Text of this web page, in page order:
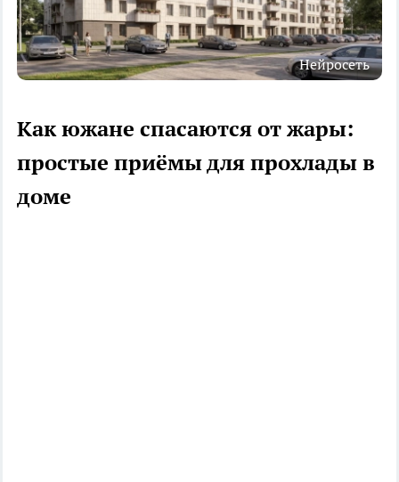
Нейросеть
Как южане спасаются от жары:
простые приёмы для прохлады в
доме